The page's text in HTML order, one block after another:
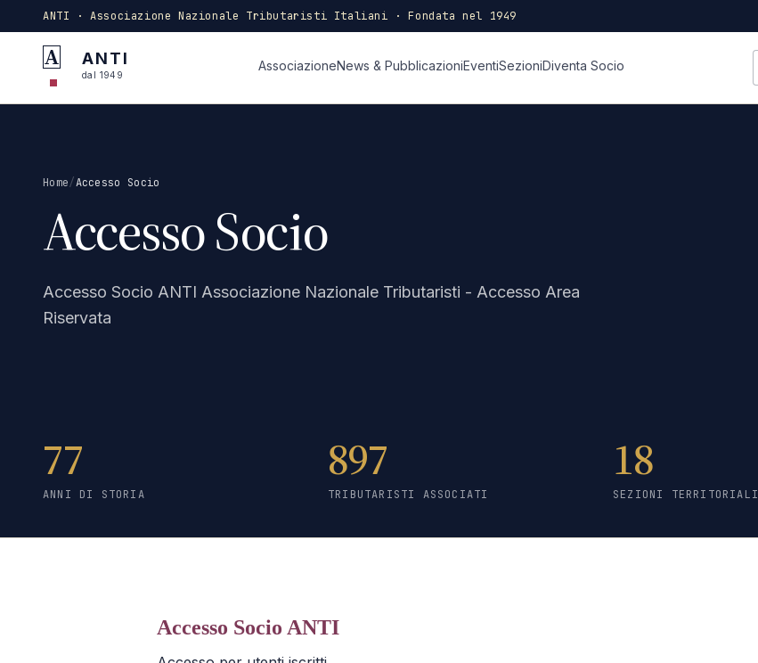
ANTI · Associazione Nazionale Tributaristi Italiani · Fondata nel 1949
A ANTI
dal 1949
AssociazioneNews & PubblicazioniEventiSezioniDiventa Socio
Home/Accesso Socio
Accesso Socio
Accesso Socio ANTI Associazione Nazionale Tributaristi - Accesso Area
Riservata
77
ANNI DI STORIA
897
TRIBUTARISTI ASSOCIATI
18
SEZIONI TERRITORIALI
Accesso Socio ANTI